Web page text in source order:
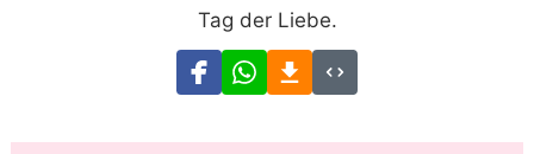
Tag der Liebe.